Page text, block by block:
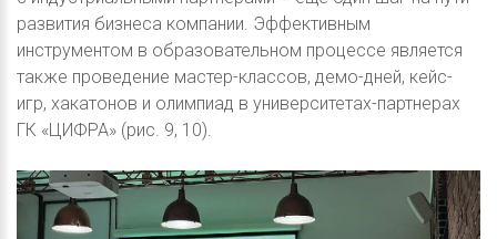
развития бизнеса компании. Эффективным
инструментом в образовательном процессе является
также проведение мастер-классов, демо-дней, кейс-
игр, хакатонов и олимпиад в университетах-партнерах
ГК «ЦИФРА» (рис. 9, 10).